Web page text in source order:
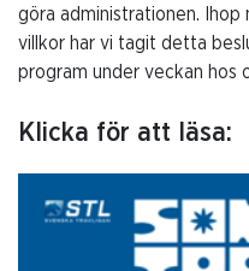
göra administrationen.
villkor har vi tagit detta
program under veckan hos
Klicka för att läsa: